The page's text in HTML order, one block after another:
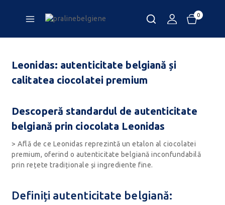
0
Leonidas: autenticitate belgiană și
calitatea ciocolatei premium
Descoperă standardul de autenticitate
belgiană prin ciocolata Leonidas
> Află de ce Leonidas reprezintă un etalon al ciocolatei
premium, oferind o autenticitate belgiană inconfundabilă
prin rețete tradiționale și ingrediente fine.
Definiți autenticitate belgiană: